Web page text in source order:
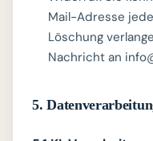
Mail-Adresse
Löschung
Nachricht an
5.